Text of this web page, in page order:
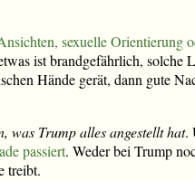
sexuelle Orientierung
ist brandgefährlich, solche
Hände gerät, dann gute
was Trump alles angestellt hat.
passiert. Weder bei Trump
treibt.